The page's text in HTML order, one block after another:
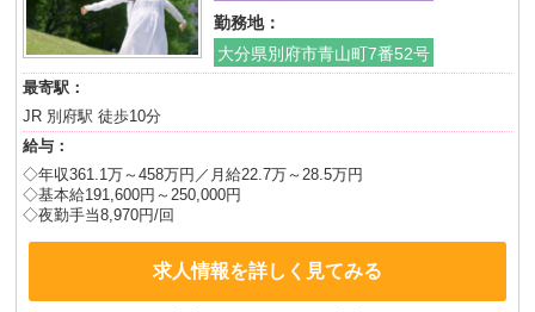
勤務地：
大分県別府市青山町7番52号
最寄駅：
JR 別府駅 徒歩10分
給与：
◇年収361.1万～458万円／月給22.7万～28.5万円
◇基本給191,600円～250,000円
◇夜勤手当8,970円/回
求人情報を詳しく見てみる